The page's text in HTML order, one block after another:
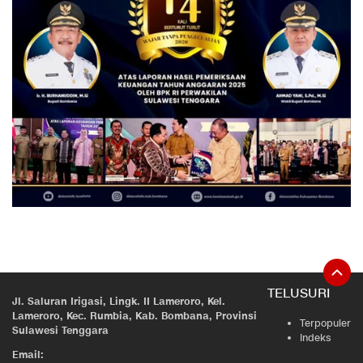
Jl. Saluran Irigasi, Lingk. II Lameroro, Kel.
Lameroro, Kec. Rumbia, Kab. Bombana, Provinsi
Sulawesi Tenggara
Email:
TELUSURI
Terpopuler
Indeks